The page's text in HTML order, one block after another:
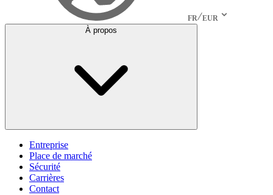
FR EUR
À propos
Entreprise
Place de marché
Sécurité
Carrières
Contact